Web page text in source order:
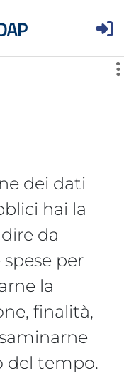
dei dati
hai la
da
per
la
finalità,
del tempo.